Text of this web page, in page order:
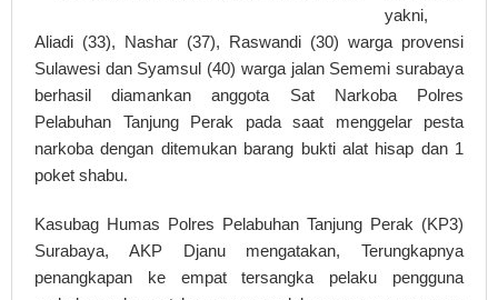
yakni,
Aliadi (33), Nashar (37), Raswandi (30) warga provensi
Sulawesi dan Syamsul (40) warga jalan Sememi surabaya
berhasil diamankan anggota Sat Narkoba Polres
Pelabuhan Tanjung Perak pada saat menggelar pesta
narkoba dengan ditemukan barang bukti alat hisap dan 1
poket shabu.
Kasubag Humas Polres Pelabuhan Tanjung Perak (KP3)
Surabaya, AKP Djanu mengatakan, Terungkapnya
penangkapan ke empat tersangka pelaku pengguna